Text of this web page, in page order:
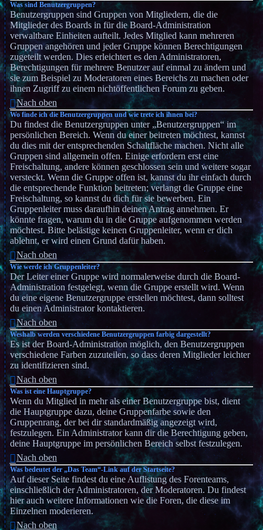
Was sind Benutzergruppen?
Benutzergruppen sind Gruppen von Mitgliedern, die die
Mitglieder des Boards in für die Board-Administration
verwaltbare Einheiten aufteilt. Jedes Mitglied kann mehreren
Gruppen angehören und jeder Gruppe können Berechtigungen
zugeteilt werden. Dies erleichtert es den Administratoren,
Berechtigungen für mehrere Benutzer auf einmal zu ändern und
sie zum Beispiel zu Moderatoren eines Bereichs zu machen oder
ihnen Zugriff zu einem nichtöffentlichen Forum zu geben.
Nach oben
Wo finde ich die Benutzergruppen und wie trete ich ihnen bei?
Du findest die Benutzergruppen unter „Benutzergruppen“ im
persönlichen Bereich. Wenn du einer beitreten möchtest, kannst
du dies mit der entsprechenden Schaltfläche machen. Nicht alle
Gruppen sind allgemein offen. Einige erfordern erst eine
Freischaltung, andere können geschlossen sein und weitere sogar
versteckt. Wenn die Gruppe offen ist, kannst du ihr einfach durch
die entsprechende Funktion beitreten; verlangt die Gruppe eine
Freischaltung, so kannst du dich für sie bewerben. Ein
Gruppenleiter muss daraufhin deinen Antrag annehmen. Er
könnte fragen, warum du in die Gruppe aufgenommen werden
möchtest. Bitte belästige keinen Gruppenleiter, wenn er dich
ablehnt, er wird einen Grund dafür haben.
Nach oben
Wie werde ich Gruppenleiter?
Der Leiter einer Gruppe wird normalerweise durch die Board-
Administration festgelegt, wenn die Gruppe erstellt wird. Wenn
du eine eigene Benutzergruppe erstellen möchtest, dann solltest
du einen Administrator kontaktieren.
Nach oben
Weshalb werden verschiedene Benutzergruppen farbig dargestellt?
Es ist der Board-Administration möglich, den Benutzergruppen
verschiedene Farben zuzuteilen, so dass deren Mitglieder leichter
zu identifizieren sind.
Nach oben
Was ist eine Hauptgruppe?
Wenn du Mitglied in mehr als einer Benutzergruppe bist, dient
die Hauptgruppe dazu, deine Gruppenfarbe sowie den
Gruppenrang, der bei dir standardmäßig angezeigt wird,
festzulegen. Ein Administrator kann dir die Berechtigung geben,
deine Hauptgruppe im persönlichen Bereich selbst festzulegen.
Nach oben
Was bedeutet der „Das Team“-Link auf der Startseite?
Auf dieser Seite findest du eine Auflistung des Forenteams,
einschließlich der Administratoren, der Moderatoren. Du findest
hier auch weitere Informationen wie die Foren, die diese im
Einzelnen moderieren.
Nach oben